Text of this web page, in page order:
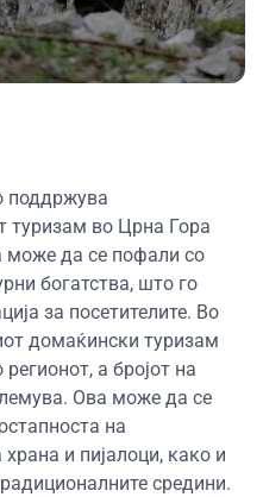
поддржува
туризам во Црна Гора
може да се пофали со
богатства, што го
за посетителите. Во
домаќински туризам
а бројот на
Ова може да се
на
и пијалоци, како и
средини.